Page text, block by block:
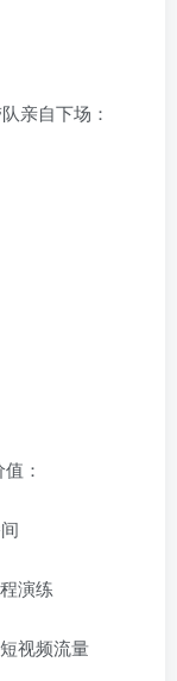
亲自下场：
：
演练
视频流量